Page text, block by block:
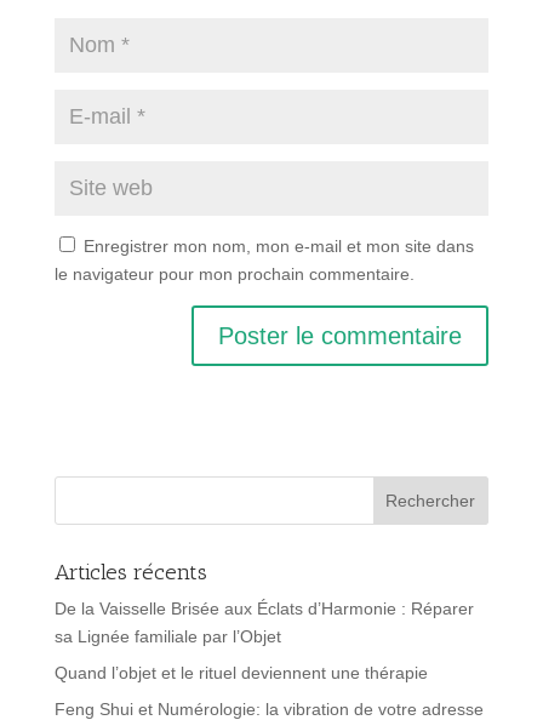
Enregistrer mon nom, mon e-mail et mon site dans
le navigateur pour mon prochain commentaire.
Articles récents
De la Vaisselle Brisée aux Éclats d’Harmonie : Réparer
sa Lignée familiale par l’Objet
Quand l’objet et le rituel deviennent une thérapie
Feng Shui et Numérologie: la vibration de votre adresse